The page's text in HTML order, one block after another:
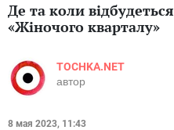
Де та коли
«Жіночого кварталу»
TOCHKA.NET
автор
8 мая 2023, 11:43